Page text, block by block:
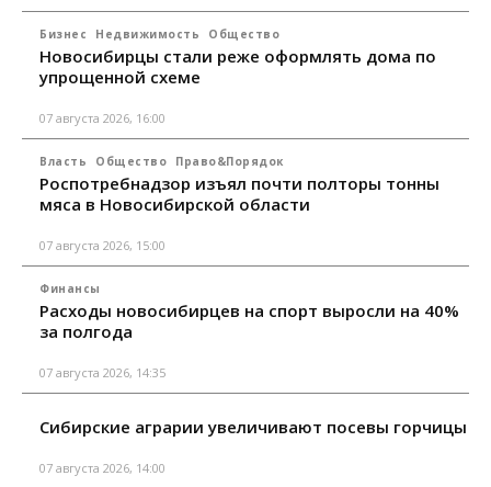
Бизнес Недвижимость Общество
Новосибирцы стали реже оформлять дома по
упрощенной схеме
07 августа 2026, 16:00
Власть Общество Право&Порядок
Роспотребнадзор изъял почти полторы тонны
мяса в Новосибирской области
07 августа 2026, 15:00
Финансы
Расходы новосибирцев на спорт выросли на 40%
за полгода
07 августа 2026, 14:35
Сибирские аграрии увеличивают посевы горчицы
07 августа 2026, 14:00